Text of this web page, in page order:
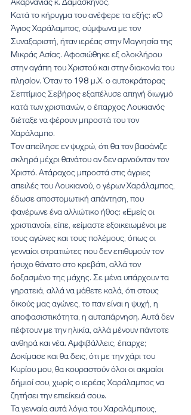
Κατά το κήρυγμα του ανέφερε τα εξής: «Ο
Άγιος Χαράλαμπος, σύμφωνα με τον
Συναξαριστή, ήταν ιερέας στην Μαγνησία της
Μικράς Ασίας. Αφοσιώθηκε εξ ολοκλήρου
στην αγάπη του Χριστού και στην διακονία του
πλησίον. Όταν το 198 μ.Χ. ο αυτοκράτορας
Σεπτίμιος Σεβήρος εξαπέλυσε απηνή διωγμό
κατά των χριστιανών, ο έπαρχος Λουκιανός
διέταξε να φέρουν μπροστά του τον
Χαράλαμπο.
Τον απείλησε εν ψυχρώ, ότι θα τον βασάνιζε
σκληρά μέχρι θανάτου αν δεν αρνούνταν τον
Χριστό. Ατάραχος μπροστά στις άγριες
απειλές του Λουκιανού, ο γέρων Χαράλαμπος,
έδωσε αποστομωτική απάντηση, που
φανέρωνε ένα αλλιώτικο ήθος: «Εμείς οι
χριστιανοί», είπε, «είμαστε εξοικειωμένοι με
τους αγώνες και τους πολέμους, όπως οι
γενναίοι στρατιώτες που δεν επιθυμούν τον
ήσυχο θάνατο στο κρεβάτι, αλλά τον
δοξασμένο της μάχης. Σε μένα υπάρχουν τα
γηρατειά, αλλά να μάθετε καλά, ότι στους
δικούς μας αγώνες, το παν είναι η ψυχή, η
αποφασιστικότητα, η αυταπάρνηση. Αυτά δεν
πέφτουν με την ηλικία, αλλά μένουν πάντοτε
ανθηρά και νέα. Αμφιβάλλεις, έπαρχε;
Δοκίμασε και θα δεις, ότι με την χάρι του
Κυρίου μου, θα κουραστούν όλοι οι ακμαίοι
δήμιοί σου, χωρίς ο ιερέας Χαράλαμπος να
ζητήσει την επιείκειά σου».
Τα γενναία αυτά λόγια του Χαραλάμπους,